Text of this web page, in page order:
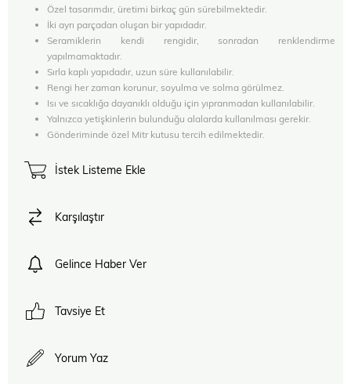
Özel tasarımdır, üretimi birkaç gün sürebilmektedir.
İki ayrı parçadan oluşan bir yapıdadır.
Seramiklerin kendi rengidir, sonradan renklendirme
yapılmamaktadır.
Sırla kaplı yapıdadır, uzun süre kullanılabilir.
Rengi her zaman korunur, soyulma ve solma görülmez.
Isı ve sıcaklığa dayanıklı olduğu için yıpranmadan kullanılabilir.
Yalnızca yetişkinlerin bulunduğu alalarda kullanılması gerekir.
Gönderiminde özel Mitr kutusu tercih edilmektedir.
İstek Listeme Ekle
Karşılaştır
Gelince Haber Ver
Tavsiye Et
Yorum Yaz